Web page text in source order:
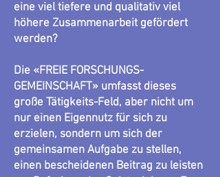
eine viel tiefere und qualitativ viel
höhere Zusammenarbeit gefördert
werden?
Die «FREIE FORSCHUNGS-
GEMEINSCHAFT» umfasst dieses
große Tätigkeits-Feld, aber nicht um
nur einen Eigennutz für sich zu
erzielen, sondern um sich der
gemeinsamen Aufgabe zu stellen,
einen bescheidenen Beitrag zu leisten